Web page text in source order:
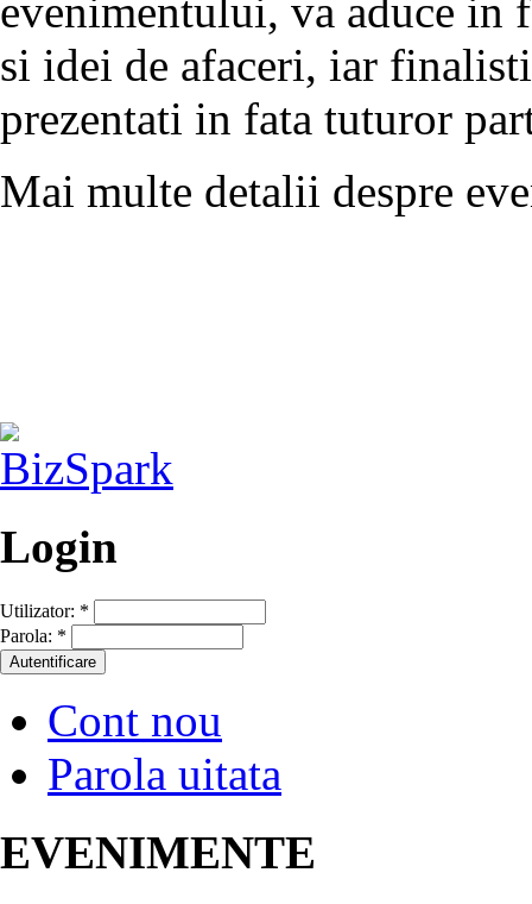
evenimentului, va aduce in
si idei de afaceri, iar
prezentati in fata tuturor
Mai multe detalii despre
Login
Utilizator: *
Parola: *
Cont nou
Parola uitata
EVENIMENTE